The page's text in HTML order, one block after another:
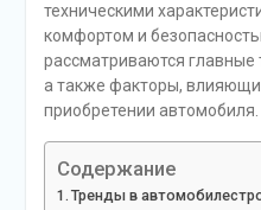
техническими
комфортом и
рассматриваются
а также факторы,
приобретении автомобиля.
Содержание
Тренды в